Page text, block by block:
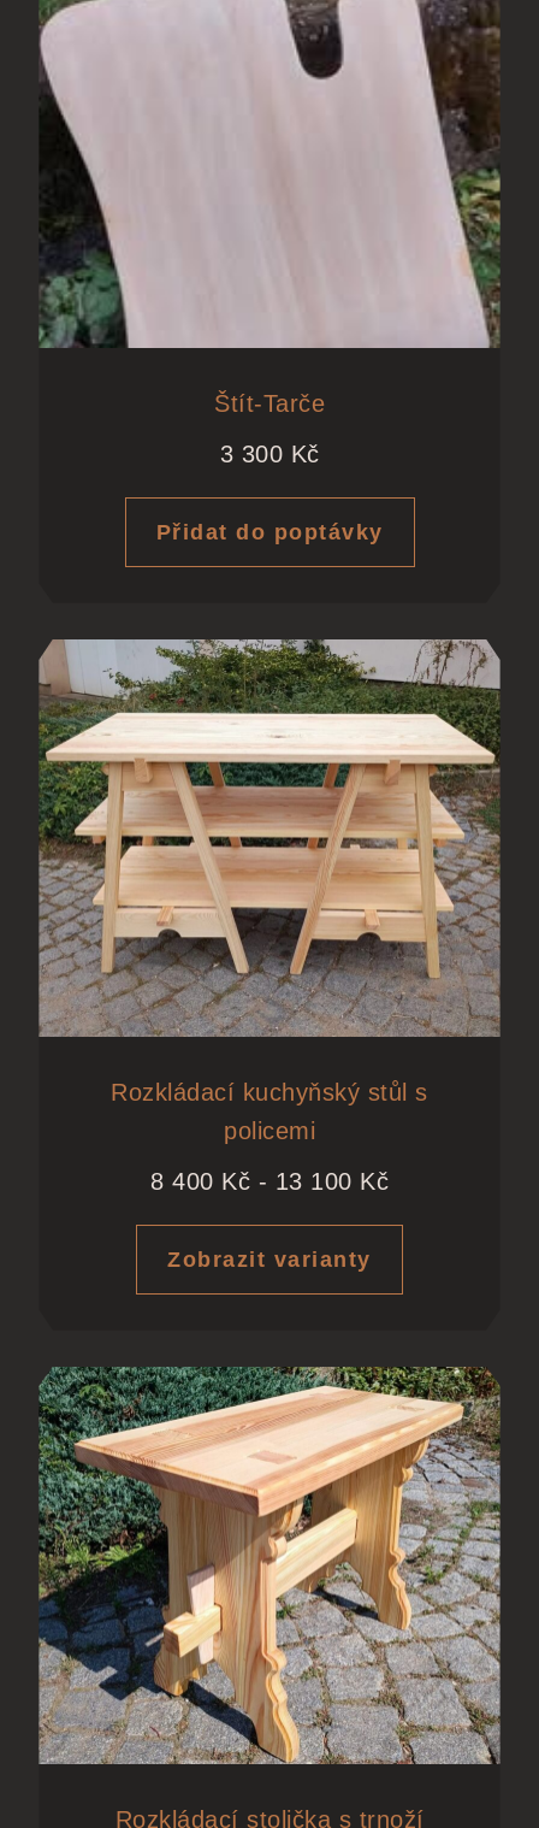
Štít-Tarče
3 300 Kč
Přidat do poptávky
Rozkládací kuchyňský stůl s
policemi
8 400 Kč - 13 100 Kč
Zobrazit varianty
Rozkládací stolička s trnoží